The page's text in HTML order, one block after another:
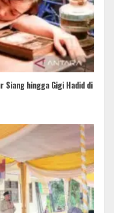
Siang hingga Gigi Hadid di